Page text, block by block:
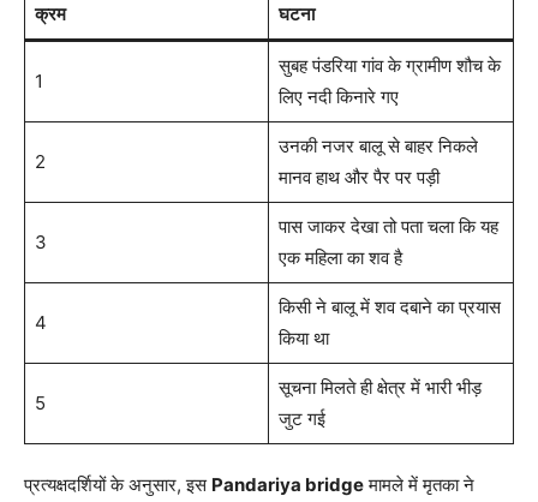
क्रम घटना
1
सुबह पंडरिया गांव के ग्रामीण शौच के
लिए नदी किनारे गए
2
उनकी नजर बालू से बाहर निकले
मानव हाथ और पैर पर पड़ी
3
पास जाकर देखा तो पता चला कि यह
एक महिला का शव है
4
किसी ने बालू में शव दबाने का प्रयास
किया था
5
सूचना मिलते ही क्षेत्र में भारी भीड़
जुट गई
प्रत्यक्षदर्शियों के अनुसार, इस Pandariya bridgeमामले में मृतका ने